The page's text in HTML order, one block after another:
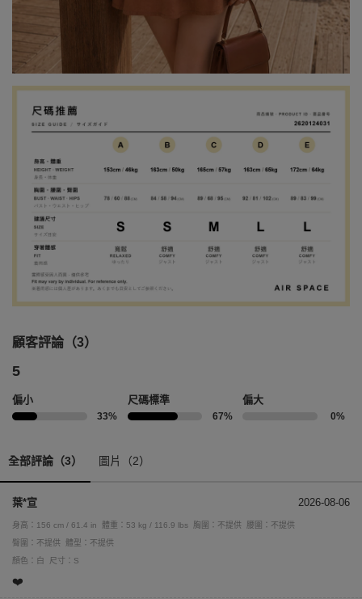
顧客評論（3）
5
偏小
33%
尺碼標準
67%
偏大
0%
全部評論（3） 圖片（2）
葉*宣 2026-08-06
身高：156 cm / 61.4 in 體重：53 kg / 116.9 lbs 胸圍：不提供
腰圍：不提供
臀圍：不提供
體型：不提供
顏色：白
尺寸：S
❤️